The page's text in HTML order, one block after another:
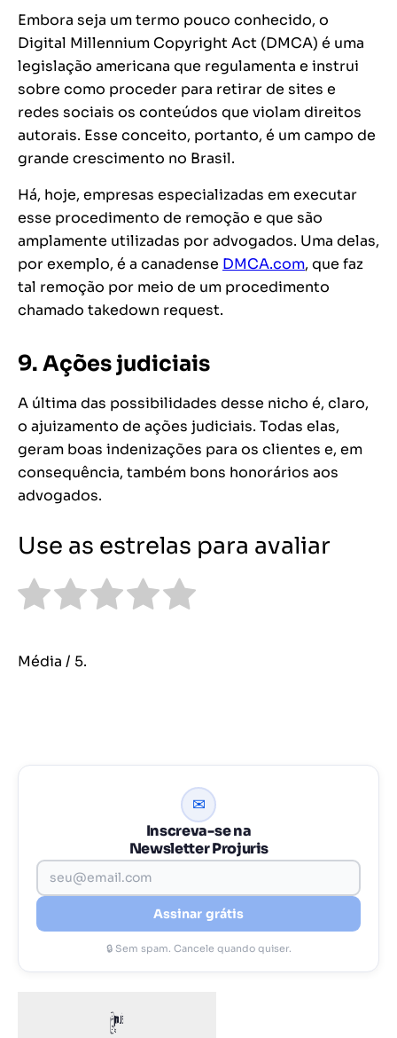
Embora seja um termo pouco conhecido, o
Digital Millennium Copyright Act (DMCA) é uma
legislação americana que regulamenta e instrui
sobre como proceder para retirar de sites e
redes sociais os conteúdos que violam direitos
autorais. Esse conceito, portanto, é um campo de
grande crescimento no Brasil.
Há, hoje, empresas especializadas em executar
esse procedimento de remoção e que são
amplamente utilizadas por advogados. Uma delas,
por exemplo, é a canadense DMCA.com, que faz
tal remoção por meio de um procedimento
chamado takedown request.
9. Ações judiciais
A última das possibilidades desse nicho é, claro,
o ajuizamento de ações judiciais. Todas elas,
geram boas indenizações para os clientes e, em
consequência, também bons honorários aos
advogados.
Use as estrelas para avaliar
Média / 5.
✉
Inscreva-se na
Newsletter Projuris
Assinar grátis
🔒 Sem spam. Cancele quando quiser.